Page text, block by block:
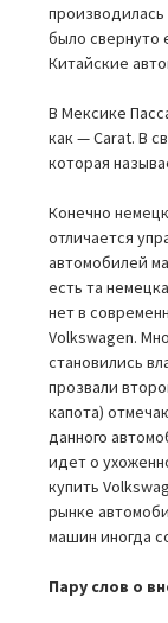
было свернуто
Китайские
В Мексике
как — Carat. В
которая
Конечно
отличается
автомобилей
есть та
нет в
Volkswagen.
становились
прозвали
капота)
данного
идет о
купить
рынке
машин иногда
Пару слов о